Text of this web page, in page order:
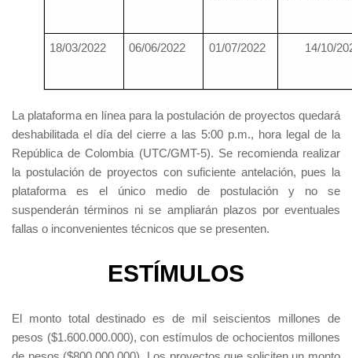
18/03/2022 06/06/2022 01/07/2022 14/10/
La plataforma en línea para la postulación de proyectos quedará
deshabilitada el día del cierre a las 5:00 p.m., hora legal de la
República de Colombia (UTC/GMT-5). Se recomienda realizar
la postulación de proyectos con suficiente antelación, pues la
plataforma es el único medio de postulación y no se
suspenderán términos ni se ampliarán plazos por eventuales
fallas o inconvenientes técnicos que se presenten.
ESTÍMULOS
El monto total destinado es de mil seiscientos millones de
pesos ($1.600.000.000), con estímulos de ochocientos millones